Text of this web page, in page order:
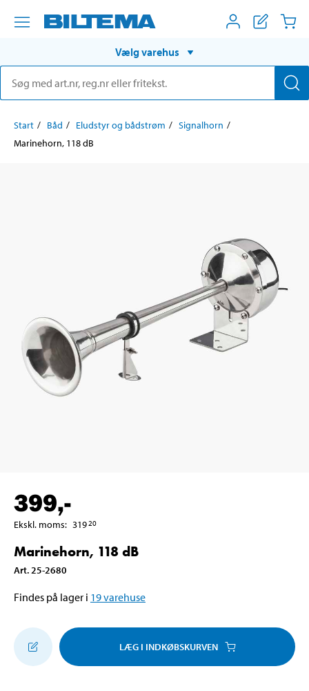
Vælg varehus
Start Båd Eludstyr og bådstrøm
Signalhorn
Marinehorn, 118 dB
399,-
Ekskl. moms: 31920
Marinehorn, 118 dB
Art. 25-2680
Findes på lager i 19varehuse
LÆG I INDKØBSKURVEN